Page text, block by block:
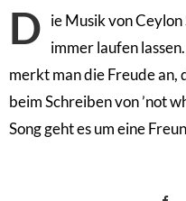
D ie Musik von
immer laufen
merkt man die Freude an,
beim Schreiben von ’not
Song geht es um eine